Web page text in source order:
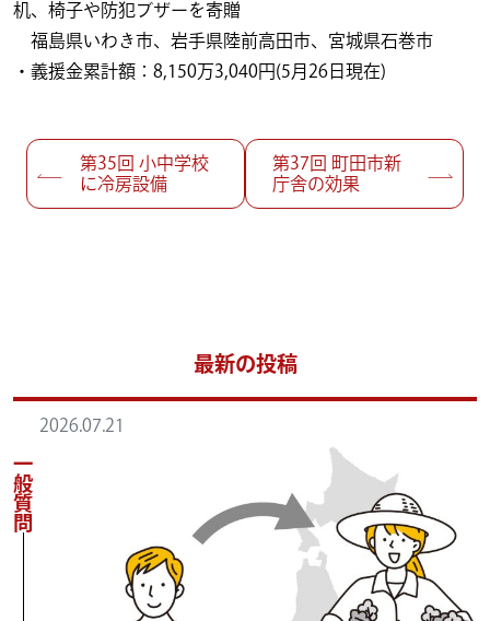
机、椅子や防犯ブザーを寄贈
福島県いわき市、岩手県陸前高田市、宮城県石巻市
・義援金累計額：8,150万3,040円(5月26日現在)
投稿ナビゲーション
第35回 小中学校
に冷房設備
第37回
町田市新
庁舎の効果
最新の投稿
2026.07.21
一般質問